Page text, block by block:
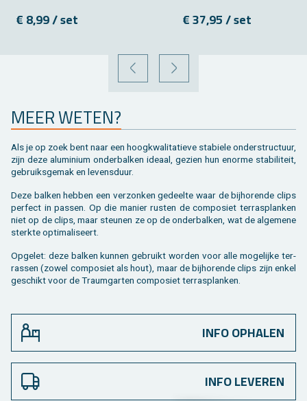
€ 8,99 / set € 37,95 / set
VORIGE VOLGENDE
MEER WETEN?
Als je op zoek bent naar een hoog­kwa­li­ta­tie­ve sta­bie­le on­der­struc­tuur,
zijn deze alu­mi­ni­um on­der­bal­ken ide­aal, ge­zien hun enor­me sta­bi­li­teit,
ge­bruiks­ge­mak en le­vens­duur.
Deze bal­ken heb­ben een ver­zon­ken ge­deel­te waar de bij­ho­ren­de clips
per­fect in pas­sen. Op die ma­nier rus­ten de com­po­siet terras­planken
niet op de clips, maar steu­nen ze op de on­der­bal­ken, wat de al­ge­me­ne
sterk­te op­ti­ma­li­seert.
Op­ge­let: deze bal­ken kun­nen ge­bruikt wor­den voor alle mo­ge­lij­ke ter­
ras­sen (zowel com­po­siet als hout), maar de bij­ho­ren­de clips zijn enkel
ge­schikt voor de Traum­gar­ten com­po­siet terras­planken.
INFO OPHALEN
INFO LEVEREN